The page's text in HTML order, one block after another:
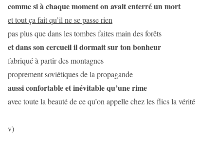
comme si à chaque moment on avait enterré un mort
et tout ça fait qu’il ne se passe rien
pas plus que dans les tombes faites main des forêts
et dans son cercueil il dormait sur ton bonheur
fabriqué à partir des montagnes
proprement soviétiques de la propagande
aussi confortable et inévitable qu’une rime
avec toute la beauté de ce qu’on appelle chez les flics la vérité
v)